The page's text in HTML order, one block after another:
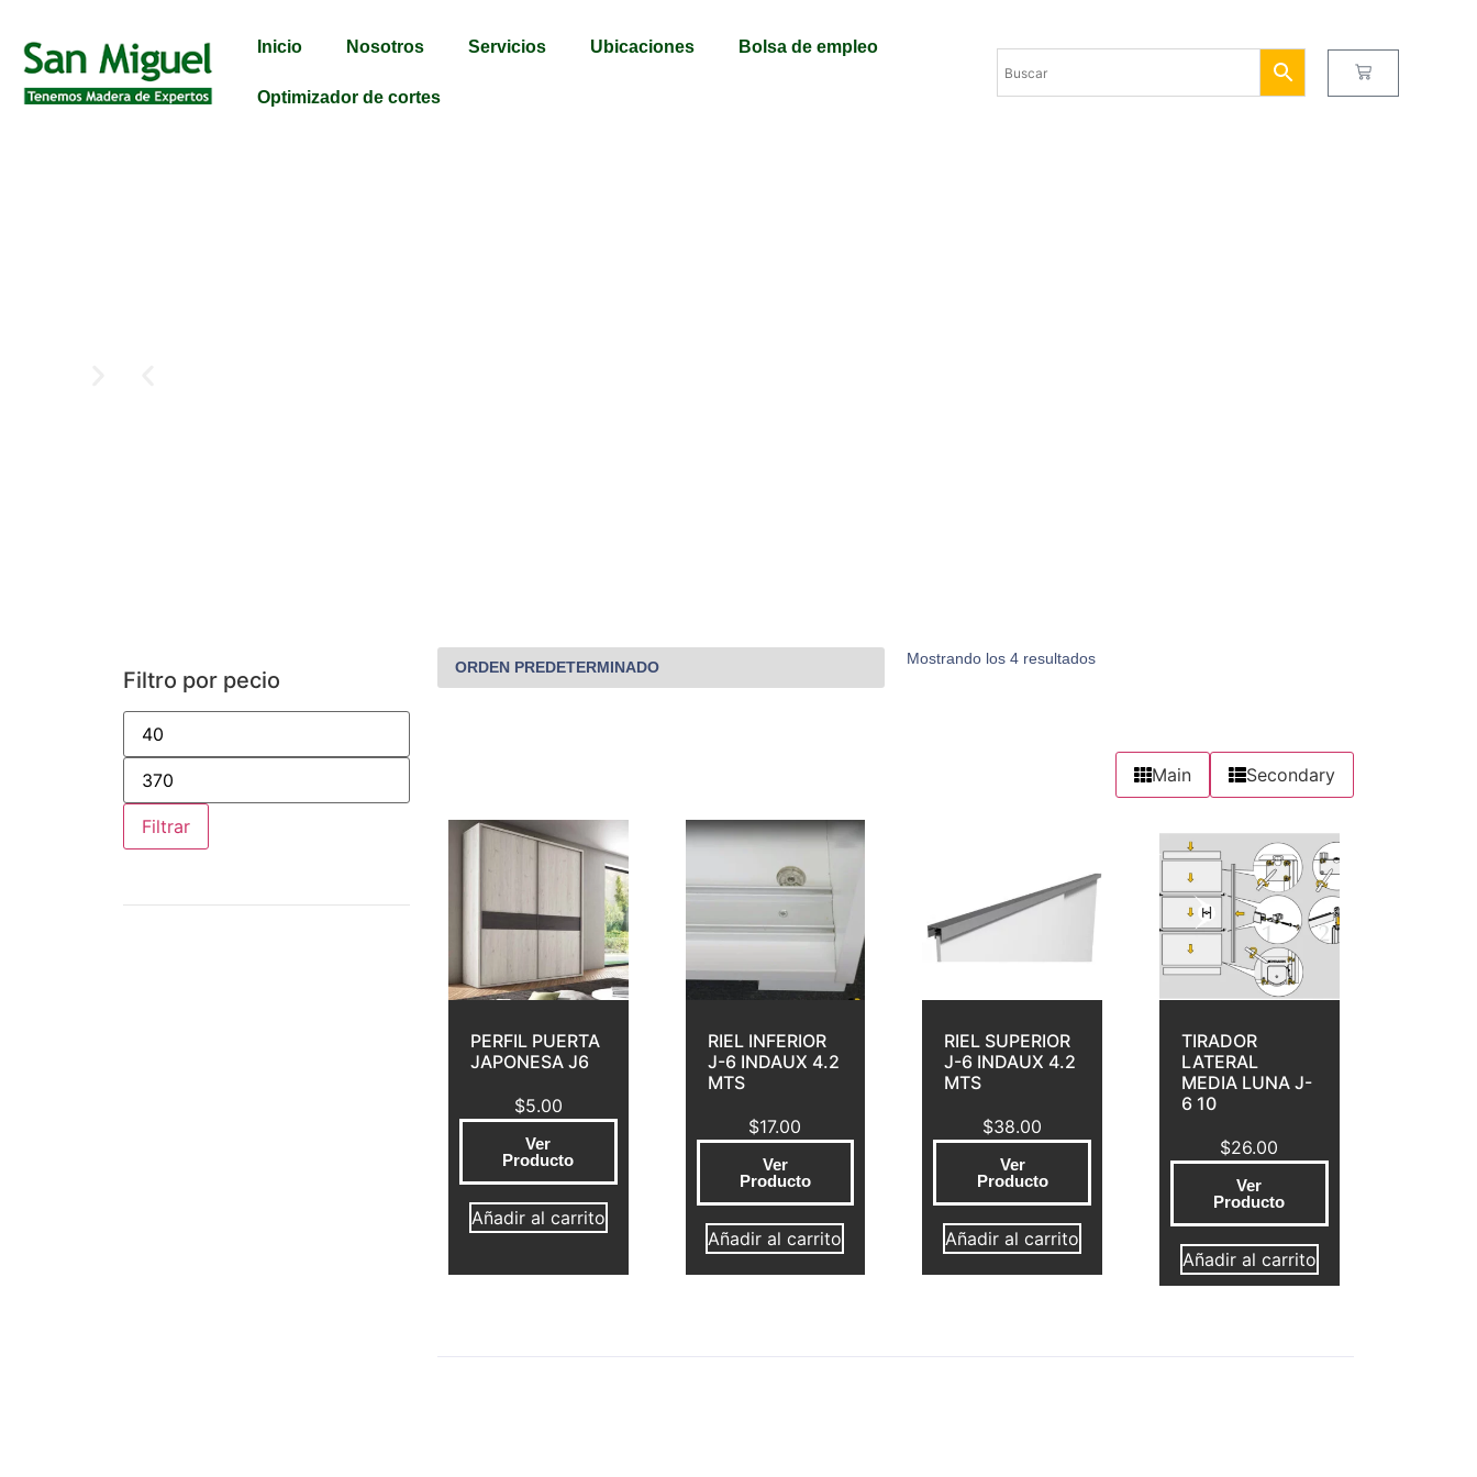
Inicio Nosotros Servicios Ubicaciones Bolsa de empleo
Optimizador de cortes
Filtro por pecio
Filtrar
Mostrando los 4 resultados
Main Secondary
PERFIL PUERTA
JAPONESA J6
$5.00
Ver
Producto
Añadir al carrito
RIEL INFERIOR
J-6 INDAUX 4.2
MTS
$17.00
Ver
Producto
Añadir al carrito
RIEL SUPERIOR
J-6 INDAUX 4.2
MTS
$38.00
Ver
Producto
Añadir al carrito
TIRADOR
LATERAL
MEDIA LUNA J-
6 10
$26.00
Ver
Producto
Añadir al carrito